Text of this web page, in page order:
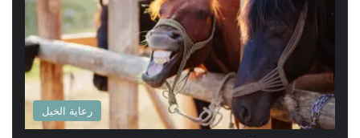
رعاية الخيل